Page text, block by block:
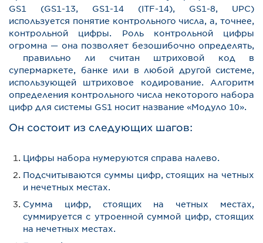
GS1 (GS1-13, GS1-14 (ITF-14), GS1-8, UPC)
используется понятие контрольного числа, а, точнее,
контрольной цифры. Роль контрольной цифры
огромна — она позволяет безошибочно определять,
правильно ли считан штриховой код в
супермаркете, банке или в любой другой системе,
использующей штриховое кодирование. Алгоритм
определения контрольного числа некоторого набора
цифр для системы GS1 носит название «Модуло 10».
Он состоит из следующих шагов:
Цифры набора нумеруются справа налево.
Подсчитываются суммы цифр, стоящих на четных
и нечетных местах.
Сумма цифр, стоящих на четных местах,
суммируется с утроенной суммой цифр, стоящих
на нечетных местах.